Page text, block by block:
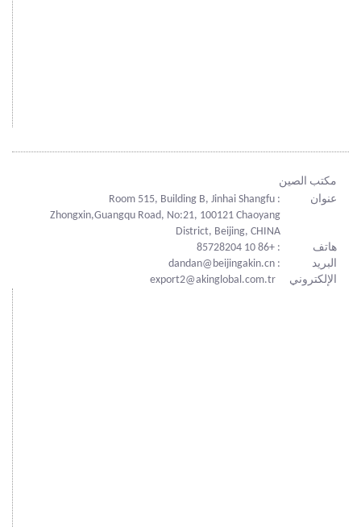
مكتب الصين
عنوان
: Room 515, Building B, Jinhai Shangfu
Zhongxin,Guangqu Road, No:21, 100121 Chaoyang
District, Beijing, CHINA
هاتف
: +86 10 85728204
البريد
الإلكتروني
: dandan@beijingakin.cn